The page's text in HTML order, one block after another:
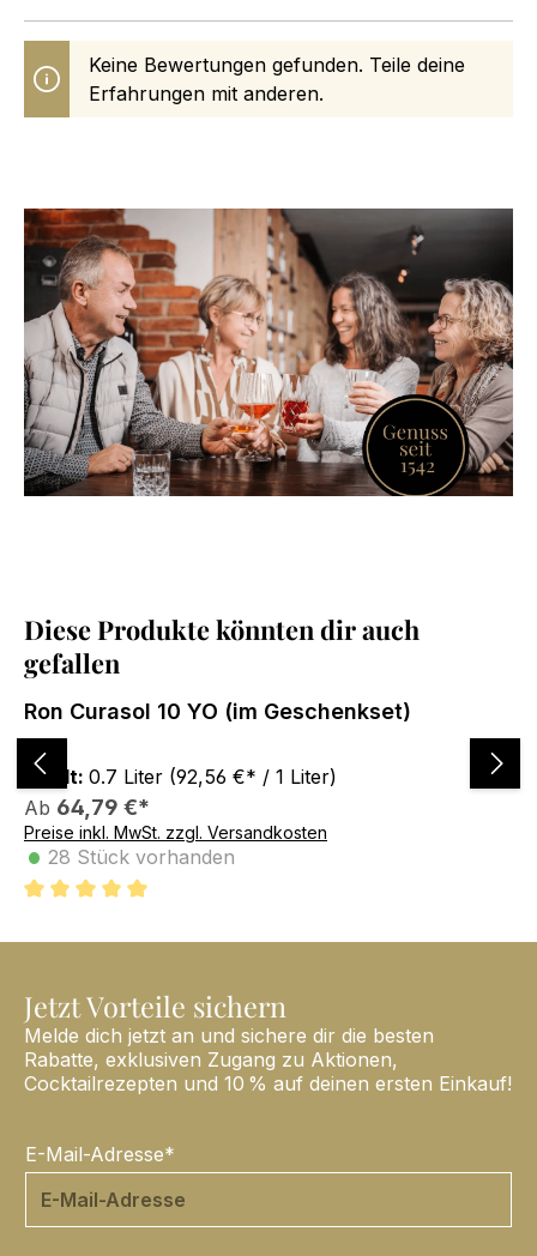
Keine Bewertungen gefunden. Teile deine
Erfahrungen mit anderen.
Produktgalerie überspringen
Diese Produkte könnten dir auch
gefallen
Ron Curasol 10 YO (im Geschenkset)
Inhalt: 0.7 Liter (92,56 €* / 1 Liter)
Ab 64,79 €*
Preise inkl. MwSt. zzgl. Versandkosten
• 28 Stück vorhanden
Jetzt Vorteile sichern
Melde dich jetzt an und sichere dir die besten
Rabatte, exklusiven Zugang zu Aktionen,
Cocktailrezepten und 10 % auf deinen ersten Einkauf!
E-Mail-Adresse*